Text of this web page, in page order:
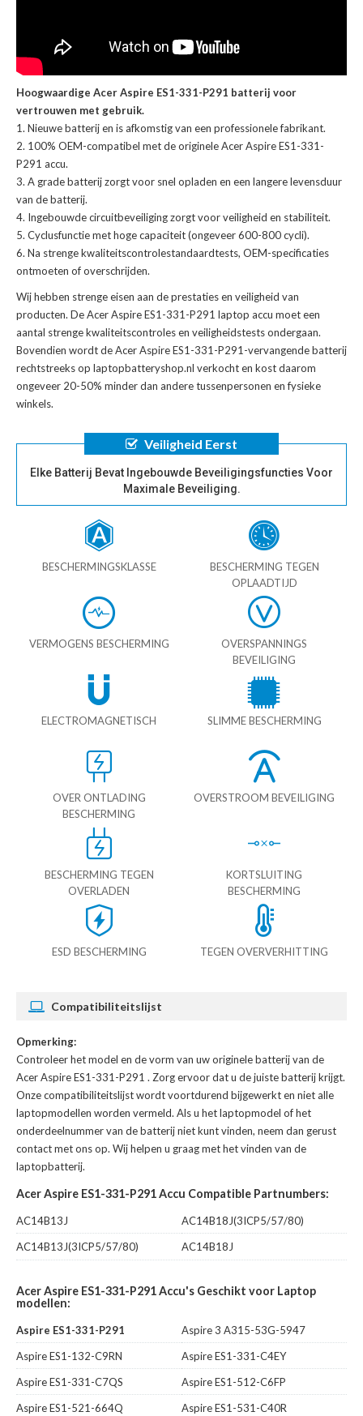
Hoogwaardige Acer Aspire ES1-331-P291 batterij voor
vertrouwen met gebruik.
Nieuwe batterij en is afkomstig van een professionele fabrikant.
100% OEM-compatibel met deoriginele Acer Aspire ES1-331-
P291 accu.
A grade batterij zorgt voor snel opladen en een langere levensduur
van de batterij.
Ingebouwde circuitbeveiliging zorgt voor veiligheid en stabiliteit.
Cyclusfunctie met hoge capaciteit (ongeveer 600-800 cycli).
Na strenge kwaliteitscontrolestandaardtests, OEM-specificaties
ontmoeten of overschrijden.
Wij hebben strenge eisen aan de prestaties en veiligheid van
producten. DeAcer Aspire ES1-331-P291 laptop accu moet een
aantal strenge kwaliteitscontroles en veiligheidstests ondergaan.
Bovendien wordt deAcer Aspire ES1-331-P291-vervangende batterij
rechtstreeks op laptopbatteryshop.nl verkocht en kost daarom
ongeveer 20-50% minder dan andere tussenpersonen en fysieke
winkels.
Veiligheid Eerst
Elke Batterij Bevat Ingebouwde Beveiligingsfuncties Voor
Maximale Beveiliging.
BESCHERMINGSKLASSE
BESCHERMING TEGEN
OPLAADTIJD
VERMOGENS BESCHERMING
OVERSPANNINGS
BEVEILIGING
ELECTROMAGNETISCH SLIMME BESCHERMING
OVER ONTLADING
BESCHERMING
OVERSTROOM BEVEILIGING
BESCHERMING TEGEN
OVERLADEN
KORTSLUITING
BESCHERMING
ESD BESCHERMING TEGEN OVERVERHITTING
Compatibiliteitslijst
Opmerking:
Controleer het model en de vorm van uw originele batterij van de
Acer Aspire ES1-331-P291 . Zorg ervoor dat u de juiste batterij krijgt.
Onze compatibiliteitslijst wordt voortdurend bijgewerkt en niet alle
laptopmodellen worden vermeld. Als u het laptopmodel of het
onderdeelnummer van de batterij niet kunt vinden, neem dan gerust
contact met ons op. Wij helpen u graag met het vinden van de
laptopbatterij.
Acer Aspire ES1-331-P291 Accu Compatible Partnumbers:
AC14B13J
AC14B18J(3ICP5/57/80)
AC14B13J(3ICP5/57/80)
AC14B18J
Acer Aspire ES1-331-P291 Accu's Geschikt voor Laptop
modellen:
Aspire ES1-331-P291
Aspire 3 A315-53G-5947
Aspire ES1-132-C9RN
Aspire ES1-331-C4EY
Aspire ES1-331-C7QS
Aspire ES1-512-C6FP
Aspire ES1-521-664Q
Aspire ES1-531-C40R